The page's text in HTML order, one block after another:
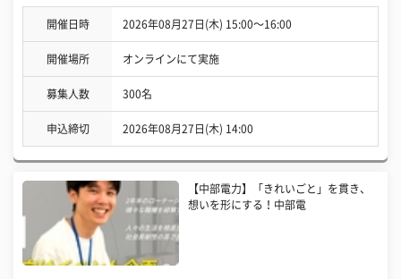
開催日時 2026年08月27日(木) 15:00〜16:00
開催場所 オンラインにて実施
募集人数 300名
申込締切 2026年08月27日(木) 14:00
【中部電力】「きれいごと」を貫き、
想いを形にする！中部電